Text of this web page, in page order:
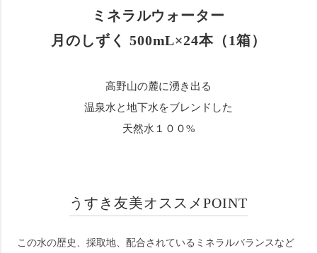
ミネラルウォーター
月のしずく 500mL×24本（1箱）
高野山の麓に湧き出る
温泉水と地下水をブレンドした
天然水１００%
うすき友美オススメPOINT
この水の歴史、採取地、配合されているミネラルバランスなど